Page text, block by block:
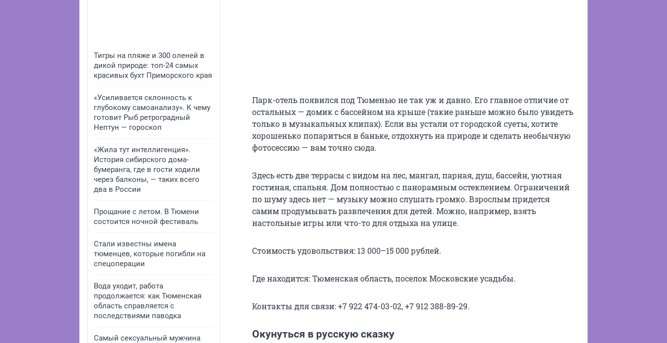
Тигры на пляже и 300 оленей в
дикой природе: топ-24 самых
красивых бухт Приморского края
«Усиливается склонность к
глубокому самоанализу». К чему
готовит Рыб ретроградный
Нептун — гороскоп
«Жила тут интеллигенция».
История сибирского дома-
бумеранга, где в гости ходили
через балконы, — таких всего
два в России
Прощание с летом. В Тюмени
состоится ночной фестиваль
Стали известны имена
тюменцев, которые погибли на
спецоперации
Вода уходит, работа
продолжается: как Тюменская
область справляется с
последствиями паводка
Самый сексуальный мужчина
Парк-отель появился под Тюменью не так уж и давно. Его главное отличие от
остальных — домик с бассейном на крыше (такие раньше можно было увидеть
только в музыкальных клипах). Если вы устали от городской суеты, хотите
хорошенько попариться в баньке, отдохнуть на природе и сделать необычную
фотосессию — вам точно сюда.
Здесь есть две террасы с видом на лес, мангал, парная, душ, бассейн, уютная
гостиная, спальня. Дом полностью с панорамным остеклением. Ограничений
по шуму здесь нет — музыку можно слушать громко. Взрослым придется
самим продумывать развлечения для детей. Можно, например, взять
настольные игры или что-то для отдыха на улице.
Стоимость удовольствия: 13 000–15 000 рублей.
Где находится: Тюменская область, поселок Московские усадьбы.
Контакты для связи: +7 922 474-03-02, +7 912 388-89-29.
Окунуться в русскую сказку